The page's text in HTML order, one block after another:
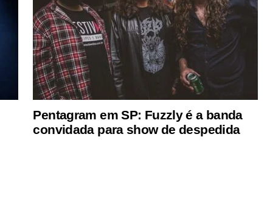
Pentagram em SP: Fuzzly é a banda
convidada para show de despedida